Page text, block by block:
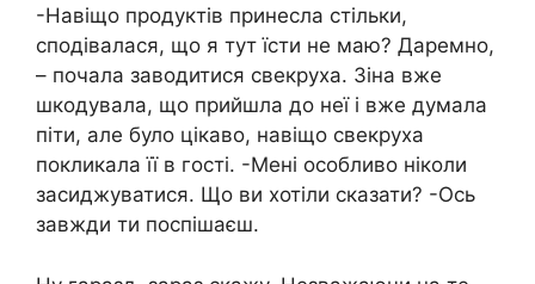
-Навіщо продуктів принесла стільки,
сподівалася, що я тут їсти не маю? Даремно,
– почала заводитися свекруха. Зіна вже
шкодувала, що прийшла до неї і вже думала
піти, але було цікаво, навіщо свекруха
покликала її в гості. -Мені особливо ніколи
засиджуватися. Що ви хотіли сказати? -Ось
завжди ти поспішаєш.